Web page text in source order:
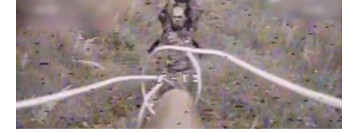
Ухвалу суду було виконано, його
відновили, але посади і підрозділу такого
вже немає, він вже розформований. І тому
його звільнили - йому немає де служити
далі у цьому підрозділі, структури такої
вже не існує", - розповів Шевченко.